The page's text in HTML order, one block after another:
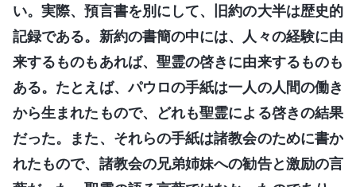
い。実際、預言書を別にして、旧約の大半は歴史的
記録である。新約の書簡の中には、人々の経験に由
来するものもあれば、聖霊の啓きに由来するものも
ある。たとえば、パウロの手紙は一人の人間の働き
から生まれたもので、どれも聖霊による啓きの結果
だった。また、それらの手紙は諸教会のために書か
れたもので、諸教会の兄弟姉妹への勧告と激励の言